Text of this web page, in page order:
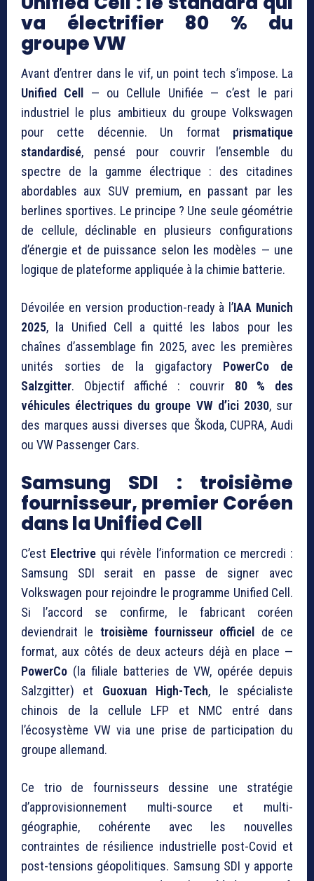
va électrifier 80 % du
groupe VW
Avant d’entrer dans le vif, un point tech s’impose. La
Unified Cell
— ou Cellule Unifiée — c’est le pari
industriel le plus ambitieux du groupe Volkswagen
pour cette décennie. Un format prismatique
standardisé, pensé pour couvrir l’ensemble du
spectre de la gamme électrique : des citadines
abordables aux SUV premium, en passant par les
berlines sportives. Le principe ? Une seule géométrie
de cellule, déclinable en plusieurs configurations
d’énergie et de puissance selon les modèles — une
logique de plateforme appliquée à la chimie batterie.
Dévoilée en version production-ready à l’IAA Munich
2025, la Unified Cell a quitté les labos pour les
chaînes d’assemblage fin 2025, avec les premières
unités sorties de la gigafactory PowerCo de
Salzgitter. Objectif affiché : couvrir 80 % des
véhicules électriques du groupe VW d’ici 2030, sur
des marques aussi diverses que Škoda, CUPRA, Audi
ou VW Passenger Cars.
Samsung SDI : troisième
fournisseur, premier Coréen
dans la Unified Cell
C’est Electrive qui révèle l’information ce mercredi :
Samsung SDI serait en passe de signer avec
Volkswagen pour rejoindre le programme Unified Cell.
Si l’accord se confirme, le fabricant coréen
deviendrait le troisième fournisseur officiel
de ce
format, aux côtés de deux acteurs déjà en place —
PowerCo (la filiale batteries de VW, opérée depuis
Salzgitter) et Guoxuan High-Tech, le spécialiste
chinois de la cellule LFP et NMC entré dans
l’écosystème VW via une prise de participation du
groupe allemand.
Ce trio de fournisseurs dessine une stratégie
d’approvisionnement multi-source et multi-
géographie, cohérente avec les nouvelles
contraintes de résilience industrielle post-Covid et
post-tensions géopolitiques. Samsung SDI y apporte